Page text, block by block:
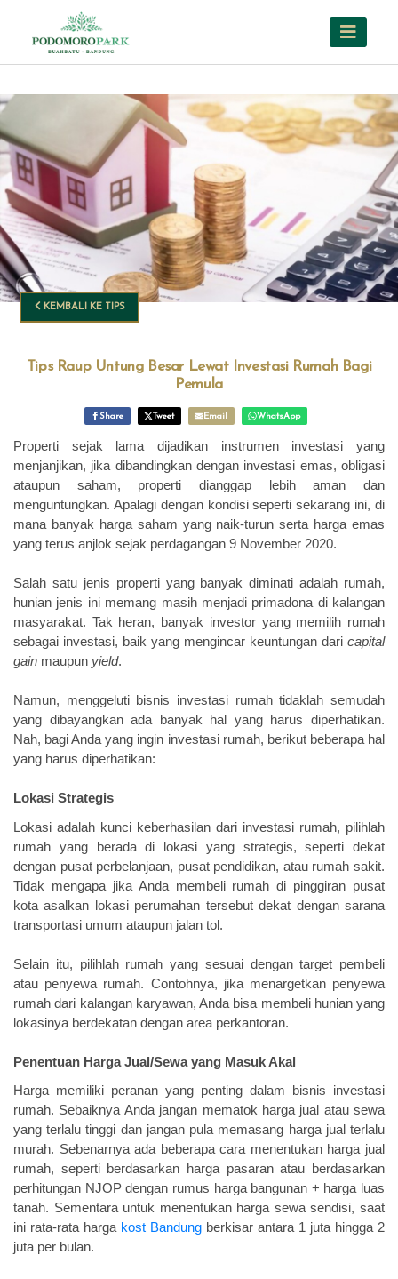
KEMBALI KE TIPS
Tips Raup Untung Besar Lewat Investasi Rumah Bagi
Pemula
Share Tweet Email WhatsApp
Properti sejak lama dijadikan instrumen investasi yang
menjanjikan, jika dibandingkan dengan investasi emas, obligasi
ataupun saham, properti dianggap lebih aman dan
menguntungkan. Apalagi dengan kondisi seperti sekarang ini, di
mana banyak harga saham yang naik-turun serta harga emas
yang terus anjlok sejak perdagangan 9 November 2020.
Salah satu jenis properti yang banyak diminati adalah rumah,
hunian jenis ini memang masih menjadi primadona di kalangan
masyarakat. Tak heran, banyak investor yang memilih rumah
sebagai investasi, baik yang mengincar keuntungan dari capital
gain maupun yield.
Namun, menggeluti bisnis investasi rumah tidaklah semudah
yang dibayangkan ada banyak hal yang harus diperhatikan.
Nah, bagi Anda yang ingin investasi rumah, berikut beberapa hal
yang harus diperhatikan:
Lokasi Strategis
Lokasi adalah kunci keberhasilan dari investasi rumah, pilihlah
rumah yang berada di lokasi yang strategis, seperti dekat
dengan pusat perbelanjaan, pusat pendidikan, atau rumah sakit.
Tidak mengapa jika Anda membeli rumah di pinggiran pusat
kota asalkan lokasi perumahan tersebut dekat dengan sarana
transportasi umum ataupun jalan tol.
Selain itu, pilihlah rumah yang sesuai dengan target pembeli
atau penyewa rumah. Contohnya, jika menargetkan penyewa
rumah dari kalangan karyawan, Anda bisa membeli hunian yang
lokasinya berdekatan dengan area perkantoran.
Penentuan Harga Jual/Sewa yang Masuk Akal
Harga memiliki peranan yang penting dalam bisnis investasi
rumah. Sebaiknya Anda jangan mematok harga jual atau sewa
yang terlalu tinggi dan jangan pula memasang harga jual terlalu
murah. Sebenarnya ada beberapa cara menentukan harga jual
rumah, seperti berdasarkan harga pasaran atau berdasarkan
perhitungan NJOP dengan rumus harga bangunan + harga luas
tanah. Sementara untuk menentukan harga sewa sendisi, saat
ini rata-rata harga kost Bandung berkisar antara 1 juta hingga 2
juta per bulan.